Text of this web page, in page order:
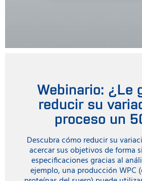
Webinario: ¿Le
reducir su
proceso un
Descubra cómo reducir su
acercar sus objetivos de forma
especificaciones gracias al
ejemplo, una producción WPC